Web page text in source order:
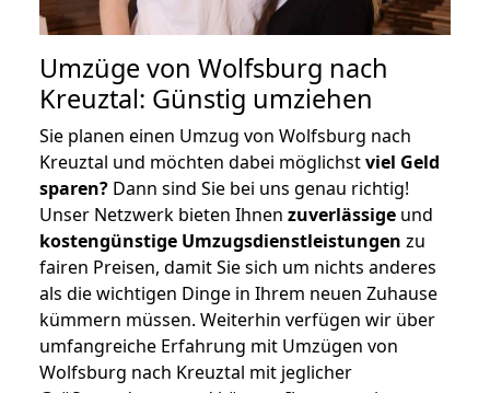
Umzüge von Wolfsburg nach
Kreuztal: Günstig umziehen
Sie planen einen Umzug von Wolfsburg nach
Kreuztal und möchten dabei möglichstviel Geld
sparen? Dann sind Sie bei uns genau richtig!
Unser Netzwerk bieten Ihnen zuverlässige und
kostengünstige Umzugsdienstleistungen zu
fairen Preisen, damit Sie sich um nichts anderes
als die wichtigen Dinge in Ihrem neuen Zuhause
kümmern müssen. Weiterhin verfügen wir über
umfangreiche Erfahrung mit Umzügen von
Wolfsburg nach Kreuztal mit jeglicher